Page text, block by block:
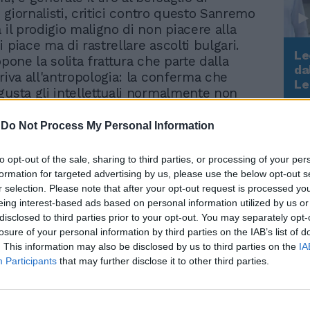
Do Not Process My Personal Information
opt-out of the sale, sharing to third parties, or processing of your
for targeted advertising by us, please use the below opt-out
selection. Please note that after your opt-out request is processed
interest-based ads based on personal information utilized by us
to third parties prior to your opt-out. You may separately
of your personal information by third parties on the IAB’s list of
This information may also be disclosed by us to third parties on the
Participants that may further disclose it to other third parties.
critici contro questo Sanremo
il prodigio maligno di non piacere alla
piace ma di rastrellare ascolti bulgari.
la solita frattura che parte dalla
all'antropologia: la conferma che
gli intellettuali normalmente non
il popolo, sarà certamente così, anzi,
«Italia amore mio», il devastante
combriccola sgangherata del Pupo, del
Tenore, rende ridicola la destra
la rende una pappa «nazional-
(Filippo Rossi) che ci fa rimpiangere
di Toto Cotugno e l'Italia umile e
Mino Reitano. Potrà anche sbagliare, il
piacere la regina giordana e i talent boys
Rudy Giuliani a Come States?
Trump, Meloni e la strategia